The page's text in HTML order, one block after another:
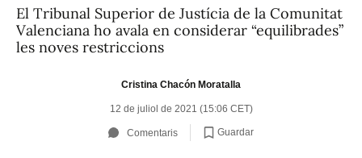
El Tribunal Superior de Justícia de la Comunitat
Valenciana ho avala en considerar “equilibrades”
les noves restriccions
Cristina Chacón Moratalla
12 de juliol de 2021 (15:06 CET)
Comentaris Guardar